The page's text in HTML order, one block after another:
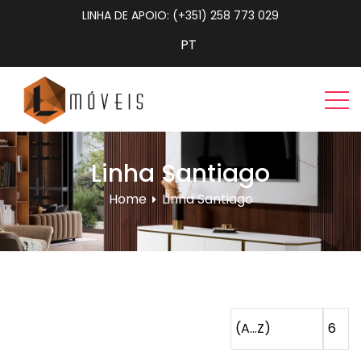
LINHA DE APOIO: (+351) 258 773 029
Linha Santiago
Home Linha Santiago